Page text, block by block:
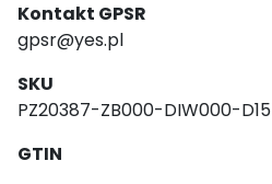
Kontakt GPSR
gpsr@yes.pl
SKU
PZ20387-ZB000-DIW000-D15
GTIN